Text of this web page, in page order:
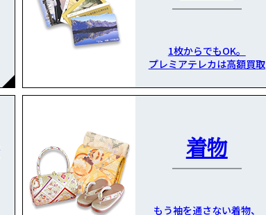
1枚からでもOK。
プレミアテレカは高額買取
着物
もう袖を通さない着物、